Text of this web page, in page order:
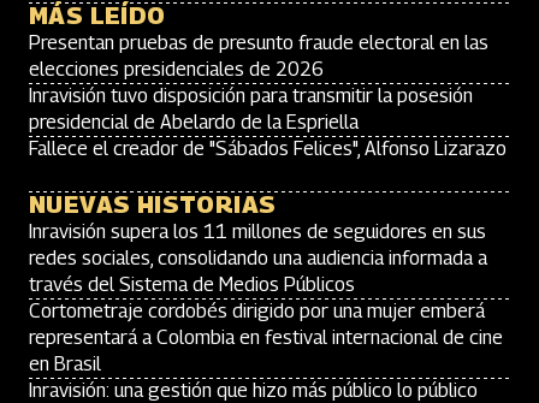
MÁS LEÍDO
Presentan pruebas de presunto fraude electoral en las
elecciones presidenciales de 2026
Inravisión tuvo disposición para transmitir la posesión
presidencial de Abelardo de la Espriella
Fallece el creador de "Sábados Felices", Alfonso Lizarazo
NUEVAS HISTORIAS
Inravisión supera los 11 millones de seguidores en sus
redes sociales, consolidando una audiencia informada a
través del Sistema de Medios Públicos
Cortometraje cordobés dirigido por una mujer emberá
representará a Colombia en festival internacional de cine
en Brasil
Inravisión: una gestión que hizo más público lo público